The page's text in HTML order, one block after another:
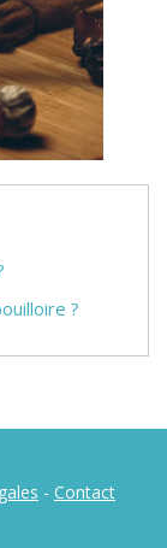
?
- Contact